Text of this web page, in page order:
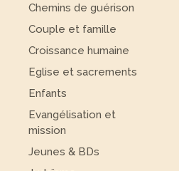
Chemins de guérison
Couple et famille
Croissance humaine
Eglise et sacrements
Enfants
Evangélisation et
mission
Jeunes & BDs